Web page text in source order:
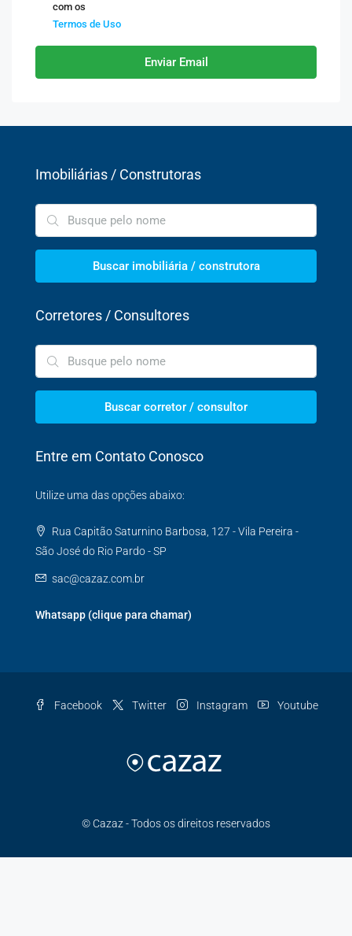
com os
Termos de Uso
Enviar Email
Imobiliárias / Construtoras
Buscar imobiliária / construtora
Corretores / Consultores
Buscar corretor / consultor
Entre em Contato Conosco
Utilize uma das opções abaixo:
Rua Capitão Saturnino Barbosa, 127 - Vila Pereira -
São José do Rio Pardo - SP
sac@cazaz.com.br
Whatsapp (clique para chamar)
Facebook Twitter Instagram Youtube
© Cazaz - Todos os direitos reservados